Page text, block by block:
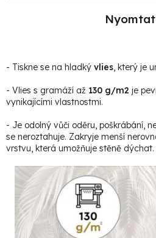
- Tiskne se na hladký vlies, který je
- Vlies s gramáží až 130 g/m2 je
vynikajícími vlastnostmi.
- Je odolný vůči oděru, poškrábání,
se neroztahuje. Zakryje menší
vrstvu, která umožňuje stěně dýchat.